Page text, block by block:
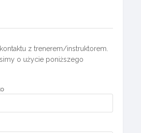
z trenerem/instruktorem.
o użycie poniższego